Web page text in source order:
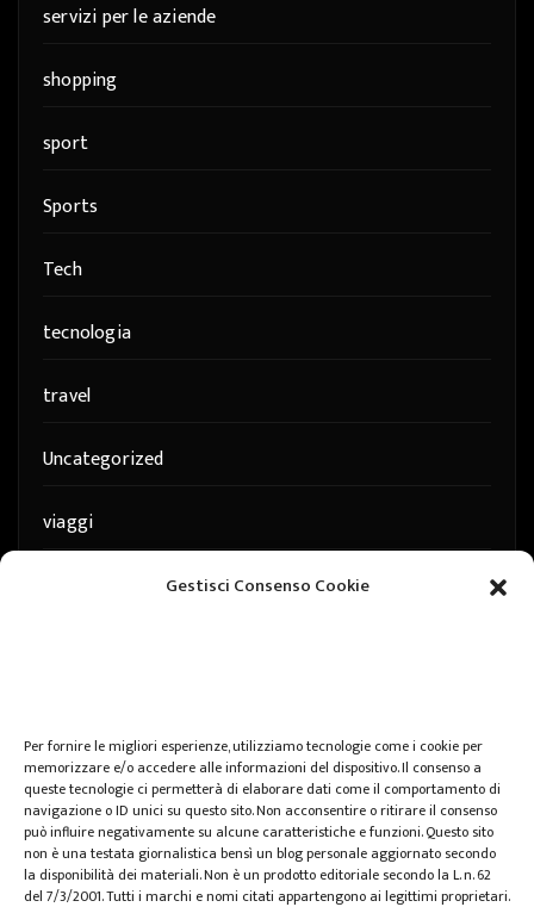
Gestisci Consenso Cookie
Per fornire le migliori esperienze, utilizziamo tecnologie come i cookie per
memorizzare e/o accedere alle informazioni del dispositivo. Il consenso a
queste tecnologie ci permetterà di elaborare dati come il comportamento di
navigazione o ID unici su questo sito. Non acconsentire o ritirare il consenso
può influire negativamente su alcune caratteristiche e funzioni. Questo sito
non è una testata giornalistica bensì un blog personale aggiornato secondo
la disponibilità dei materiali. Non è un prodotto editoriale secondo la L. n. 62
del 7/3/2001. Tutti i marchi e nomi citati appartengono ai legittimi proprietari.
servizi per le aziende
shopping
sport
Sports
Tech
tecnologia
travel
Uncategorized
viaggi